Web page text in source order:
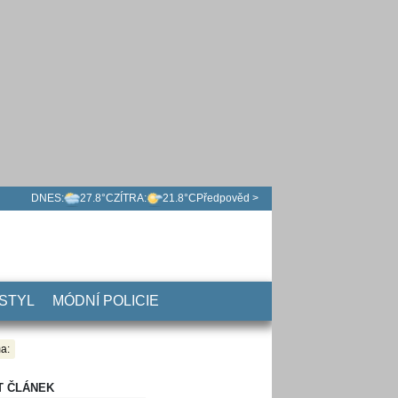
DNES: 27.8°CZÍTRA: 21.8°C Předpověd >
MÓDNÍ POLICIE
ČLÁNEK